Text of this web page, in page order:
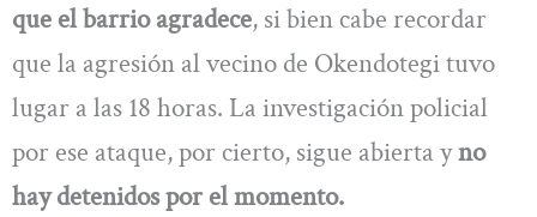
que el barrio agradece, si bien cabe recordar
que la agresión al vecino de Okendotegi tuvo
lugar a las 18 horas. La investigación policial
por ese ataque, por cierto, sigue abierta yno
hay detenidos por el momento.